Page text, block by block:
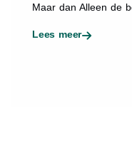
Maar dan Alleen de
Lees meer